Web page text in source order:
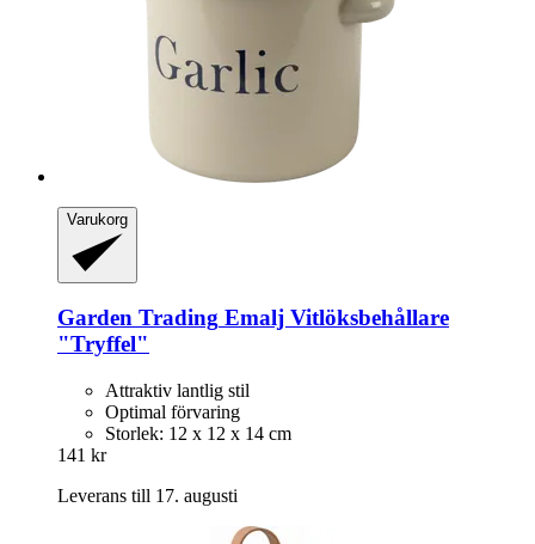
Varukorg
Garden Trading Emalj Vitlöksbehållare
"Tryffel"
Attraktiv lantlig stil
Optimal förvaring
Storlek: 12 x 12 x 14 cm
141 kr
Leverans till 17. augusti